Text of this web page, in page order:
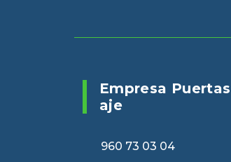
Empresa
Aje
960 73 03 04